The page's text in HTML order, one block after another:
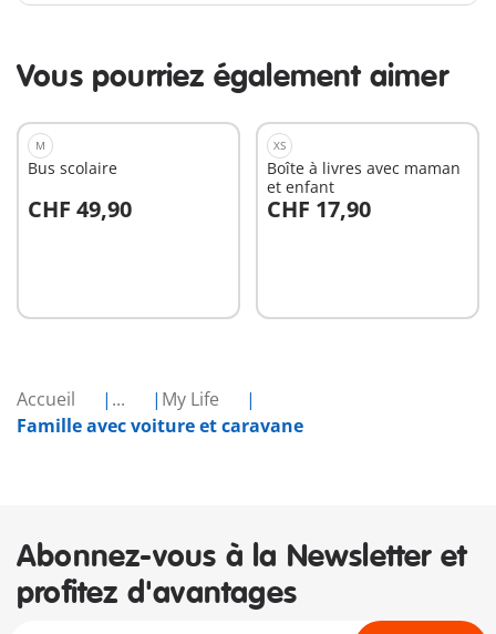
Accueil ...
My Life
Famille avec voiture et caravane
Vous pourriez également aimer
M
Bus scolaire
CHF 49,90
Au panier
XS
Boîte à livres avec maman
et enfant
CHF 17,90
Au panier
Abonnez-vous à la Newsletter et
profitez d'avantages